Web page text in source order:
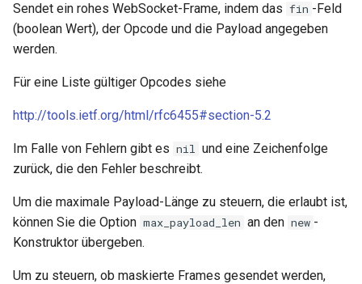
sts
substitutions
teslagov-jwt
testcookie
Sendet ein rohes WebSocket-Frame, indem das fin -Feld
(boolean Wert), der Opcode und die Payload angegeben
werden.
Für eine Liste gültiger Opcodes siehe
http://tools.ietf.org/html/rfc6455#section-5.2
Im Falle von Fehlern gibt es nil und eine Zeichenfolge
zurück, die den Fehler beschreibt.
Um die maximale Payload-Länge zu steuern, die erlaubt ist,
können Sie die Option max_payload_len an den new -
Konstruktor übergeben.
Um zu steuern, ob maskierte Frames gesendet werden,